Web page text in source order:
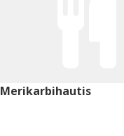
Merikarbihautis